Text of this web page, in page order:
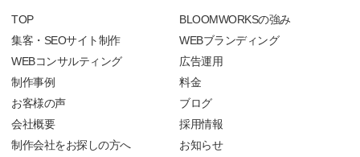
TOP
BLOOMWORKSの強み
集客・SEOサイト制作
WEBブランディング
WEBコンサルティング
広告運用
制作事例
料金
お客様の声
ブログ
会社概要
採用情報
制作会社をお探しの方へ
お知らせ